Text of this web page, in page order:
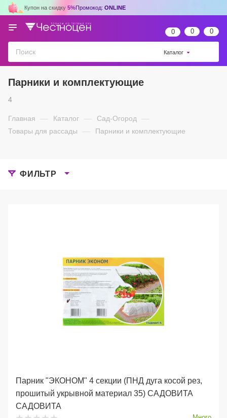
Купон на скидку 5%Промокод: ONLINE
0 0 0
Каталог
Парники и комплектующие
4
Главная — Каталог — Сад-Огород —
Товары для рассады — Парники и комплектующие
ФИЛЬТР
Парник "ЭКОНОМ" 4 секции (ПНД дуга косой рез,
прошитый укрывной материал 35) САДОВИТА
САДОВИТА